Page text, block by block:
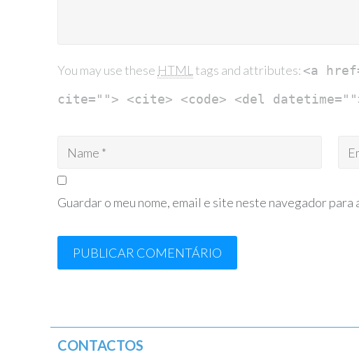
You may use these HTML tags and attributes: <a
cite=""> <cite> <code> <del
Guardar o meu nome, email e site neste navegador para
CONTACTOS